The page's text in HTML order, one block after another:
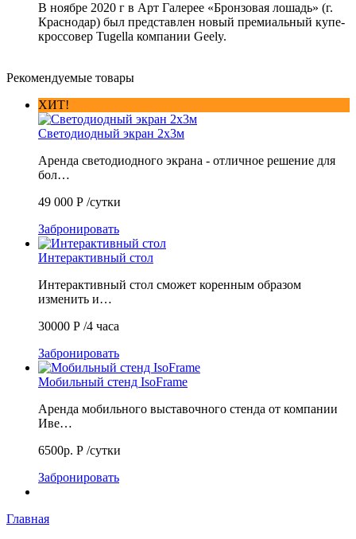
В ноябре 2020 г в Арт Галерее «Бронзовая лошадь» (г.
Краснодар) был представлен новый премиальный купе-
кроссовер Tugella компании Geely.
Рекомендуемые товары
ХИТ!
Светодиодный экран 2х3м
Аренда светодиодного экрана - отличное решение для
бол…
49 000 Р /сутки
Забронировать
Интерактивный стол
Интерактивный стол сможет коренным образом
изменить и…
30000 Р /4 часа
Забронировать
Мобильный стенд IsoFrame
Аренда мобильного выставочного стенда от компании
Иве…
6500р. Р /сутки
Забронировать
Главная